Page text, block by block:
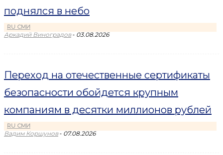
поднялся в небо
RU СМИ
Аркадий Виноградов - 03.08.2026
Переход на отечественные сертификаты
безопасности обойдется крупным
компаниям в десятки миллионов рублей
RU СМИ
Вадим Коршунов - 07.08.2026